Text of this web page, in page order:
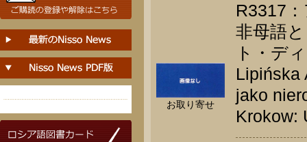
お取り寄せ
R3317
非母語
ト・デ
Lipińska
jako
Krokow: